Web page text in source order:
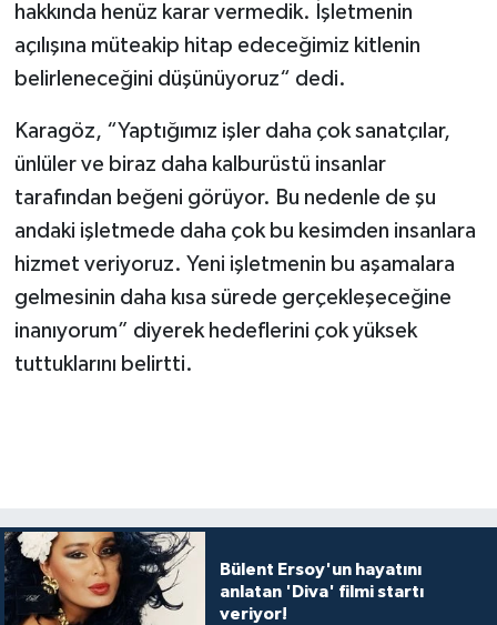
hakkında henüz karar vermedik. İşletmenin
açılışına müteakip hitap edeceğimiz kitlenin
belirleneceğini düşünüyoruz“ dedi.
Karagöz, “Yaptığımız işler daha çok sanatçılar,
ünlüler ve biraz daha kalburüstü insanlar
tarafından beğeni görüyor. Bu nedenle de şu
andaki işletmede daha çok bu kesimden insanlara
hizmet veriyoruz. Yeni işletmenin bu aşamalara
gelmesinin daha kısa sürede gerçekleşeceğine
inanıyorum” diyerek hedeflerini çok yüksek
tuttuklarını belirtti.
Bülent Ersoy'un hayatını
anlatan 'Diva' filmi startı
veriyor!